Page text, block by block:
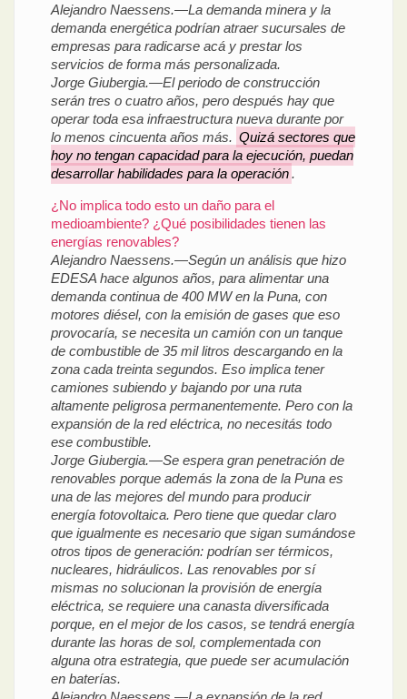
Alejandro Naessens.—La demanda minera y la
demanda energética podrían atraer sucursales de
empresas para radicarse acá y prestar los
servicios de forma más personalizada.
Jorge Giubergia.—El periodo de construcción
serán tres o cuatro años, pero después hay que
operar toda esa infraestructura nueva durante por
lo menos cincuenta años más. Quizá sectores que
hoy no tengan capacidad para la ejecución, puedan
desarrollar habilidades para la operación.
¿No implica todo esto un daño para el
medioambiente? ¿Qué posibilidades tienen las
energías renovables?
Alejandro Naessens.—Según un análisis que hizo
EDESA hace algunos años, para alimentar una
demanda continua de 400 MW en la Puna, con
motores diésel, con la emisión de gases que eso
provocaría, se necesita un camión con un tanque
de combustible de 35 mil litros descargando en la
zona cada treinta segundos. Eso implica tener
camiones subiendo y bajando por una ruta
altamente peligrosa permanentemente. Pero con la
expansión de la red eléctrica, no necesitás todo
ese combustible.
Jorge Giubergia.—Se espera gran penetración de
renovables porque además la zona de la Puna es
una de las mejores del mundo para producir
energía fotovoltaica. Pero tiene que quedar claro
que igualmente es necesario que sigan sumándose
otros tipos de generación: podrían ser térmicos,
nucleares, hidráulicos. Las renovables por sí
mismas no solucionan la provisión de energía
eléctrica, se requiere una canasta diversificada
porque, en el mejor de los casos, se tendrá energía
durante las horas de sol, complementada con
alguna otra estrategia, que puede ser acumulación
en baterías.